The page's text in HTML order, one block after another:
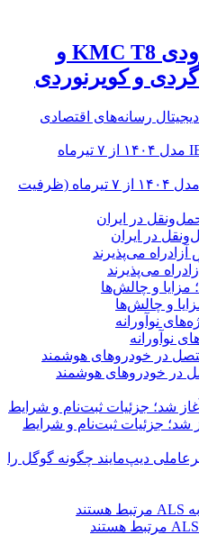
مقایسه قابلیت‌های آفرودی KMC T8 و
رسانه‌های اقتصادی
شروع فروش تیگو ۸ پرومکس IE مدل ۱۴۰۴ از ۷ تیرماه (ظرفیت
در ایران
می‌پذیرند
و چالش‌ها
نوآورانه
در خودروهای هوشمند
دیپ‌مایند چگونه گوگل را